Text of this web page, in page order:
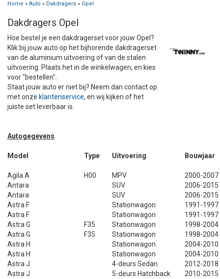
FIETSENDRAGER VOOR ELEKTRISCHE FIETSEN
FIETSENDRAGER TOEBEHOREN
INFORMATIE OVER FIETSENDRAGERS
FORD
PEUGEOT
RENAULT
TOYOTA
VOLKSWAGEN (TOT VW PASSAT)
VOLKSWAGEN (VANAF VW PASSAT)
OVERIGE AUTOMERKEN
INFORMATIE DAKDRAGER SYSTEMEN
AUTOHOES POLYESTER EN 3-LAAGS
INFORMATIE OVER AUTOHOEZEN
WIELDOPPEN
13 INCH
14 INCH
15 INCH
16 INCH
17 INCH
INFORMATIE OVER WIELDOPPEN
LAADKABEL TYPE 2
LAADKABEL TYPE 1
INFORMATIE OVER LAADKABELS
STARTEN & LADEN
ELEKTRISCH LADEN
ACCULADER
JUMPSTARTER
STARTKABELS
VEILIG OP WEG
PECH ONDERWEG
AUTOSTOELTJE
DAKKOFFER
INFORMATIE OVER DAKKOFFERS
SNEEUWKETTINGEN
SNEEUWKETTINGEN VOOR SUV, MPV, 4X4, CAMPER EN
SNEEUWKETTINGEN VOOR (LICHTE) PERSONENWAGEN
INFORMATIE OVER SNEEUWKETTINGEN
INFORMATIE OVER WETGEVING
ZOEKHULP NAAR CAMPERHOES
SNEEUWKETTINGEN
STARTKABELS EN ACCUBOOSTER
VEILIG OP WEG
ACCULADER
ACCESSOIRES
REGELGEVING M.B.T. VERLICHTING
ADVIES BIJ DEFECTE VERLICHTING
ACCULADER
CARAVAN
ACCESSOIRES
INFORMATIE OVER STEKKERS & STEKKERDOZEN
ONDERDELEN
REGELGEVING M.B.T. VERLICHTING
ADVIES BIJ DEFECTE VERLICHTING
CARAVANHOES
INFORMATIE OVER CARAVANHOEZEN
AUTO
CAMPER
AANHANGWAGEN
MOTOR
CARAVAN
ZOMER DEALS
Home » Auto » Dakdragers » Opel
Dakdragers Opel
Hoe bestel je een dakdragerset voor jouw Opel?
Klik bij jouw auto op het bijhorende dakdragerset
van de aluminium uitvoering of van de stalen
uitvoering. Plaats het in de winkelwagen, en kies
voor "bestellen".
Staat jouw auto er niet bij? Neem dan contact op
met onze klantenservice, en wij kijken of het
juiste set leverbaar is.
Autogegevens
Model Type Uitvoering Bouwjaar
Agila A H00 MPV
2000-2007
Antara
SUV
2006-2015
Antara
SUV
2006-2015
Astra F
Stationwagon
1991-1997
Astra F
Stationwagon
1991-1997
Astra G
F35 Stationwagon
1998-2004
Astra G
F35 Stationwagon
1998-2004
Astra H
Stationwagon
2004-2010
Astra H
Stationwagon
2004-2010
Astra J
4-deurs Sedan
2012-2018
Astra J
5-deurs Hatchback
2010-2015